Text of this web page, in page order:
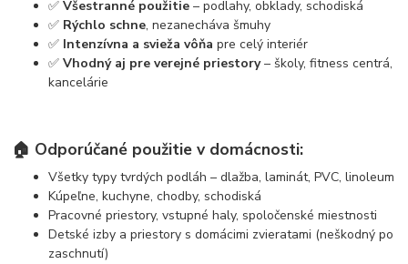
✅Všestranné použitie – podlahy, obklady, schodiská
✅ Rýchlo schne, nezanecháva šmuhy
✅ Intenzívna a svieža vôňa pre celý interiér
✅Vhodný aj pre verejné priestory– školy, fitness centrá,
kancelárie
🏠 Odporúčané použitie v domácnosti:
Všetky typy tvrdých podláh – dlažba, laminát, PVC, linoleum
Kúpeľne, kuchyne, chodby, schodiská
Pracovné priestory, vstupné haly, spoločenské miestnosti
Detské izby a priestory s domácimi zvieratami (neškodný po
zaschnutí)